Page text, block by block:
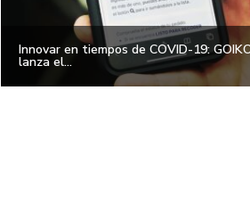
Innovar en tiempos de COVID-19:
lanza el...